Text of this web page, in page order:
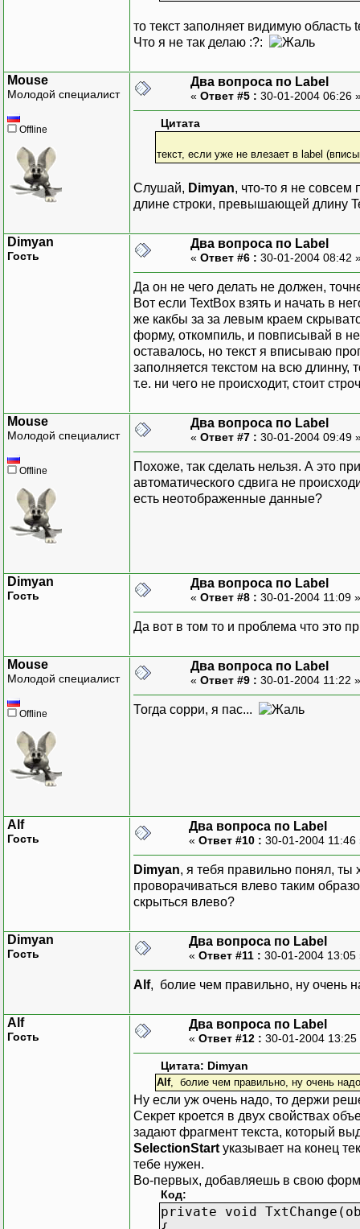
то текст заполняет видимую
Что я не так делаю :?:
Mouse
Молодой специалист
Offline
Два вопроса по Label
« Ответ #5 : 30-01-2004 06:26
Цитата
текст, если уже не влезает в label
Слушай, Dimyan, что-то я не совсем
длине строки, превышающей длину
Dimyan
Гость
Два вопроса по Label
« Ответ #6 : 30-01-2004 08:42
Да он не чего делать не должен,
Вот если TextBox взять и начать в
же какбы за за левым краем
форму, откомпиль, и повписывай в
оставалось, но текст я вписываю
заполняется текстом на всю длинну,
т.е. ни чего не происходит, стоит
Mouse
Молодой специалист
Offline
Два вопроса по Label
« Ответ #7 : 30-01-2004 09:49
Похоже, так сделать нельзя. А это
автоматического сдвига не
есть неотображенные данные?
Dimyan
Гость
Два вопроса по Label
« Ответ #8 : 30-01-2004 11:09
Да вот в том то и проблема что это
Mouse
Молодой специалист
Offline
Два вопроса по Label
« Ответ #9 : 30-01-2004 11:22
Тогда сорри, я пас...
Alf
Гость
Два вопроса по Label
« Ответ #10 : 30-01-2004
Dimyan, я тебя правильно понял,
проворачиваться влево таким
скрыться влево?
Dimyan
Гость
Два вопроса по Label
« Ответ #11 : 30-01-2004
Alf, болие чем правильно, ну очень
Alf
Гость
Два вопроса по Label
« Ответ #12 : 30-01-2004
Цитата: Dimyan
Alf, болие чем правильно, ну очень
Ну если уж очень надо, то держи
Секрет кроется в двух свойствах
задают фрагмент текста, который
SelectionStart указывает на конец
тебе нужен.
Во-первых, добавляешь в свою
Код:
private void